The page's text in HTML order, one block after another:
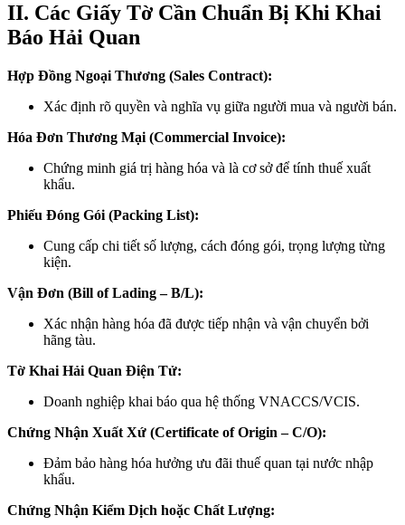
II. Các Giấy Tờ Cần Chuẩn Bị Khi Khai
Báo Hải Quan
Hợp Đồng Ngoại Thương (Sales Contract):
Xác định rõ quyền và nghĩa vụ giữa người mua và người bán.
Hóa Đơn Thương Mại (Commercial Invoice):
Chứng minh giá trị hàng hóa và là cơ sở để tính thuế xuất
khẩu.
Phiếu Đóng Gói (Packing List):
Cung cấp chi tiết số lượng, cách đóng gói, trọng lượng từng
kiện.
Vận Đơn (Bill of Lading – B/L):
Xác nhận hàng hóa đã được tiếp nhận và vận chuyển bởi
hãng tàu.
Tờ Khai Hải Quan Điện Tử:
Doanh nghiệp khai báo qua hệ thống VNACCS/VCIS.
Chứng Nhận Xuất Xứ (Certificate of Origin – C/O):
Đảm bảo hàng hóa hưởng ưu đãi thuế quan tại nước nhập
khẩu.
Chứng Nhận Kiểm Dịch hoặc Chất Lượng: